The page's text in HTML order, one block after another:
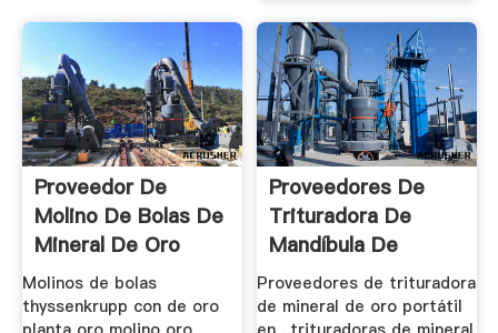
Proveedor De
Molino De Bolas De
Mineral De Oro
West Rand
Molinos de bolas
thyssenkrupp con de oro
Proveedores De
Trituradora De
Mandíbula De
Mineral De Oro ...
Proveedores de trituradora
de mineral de oro portátil